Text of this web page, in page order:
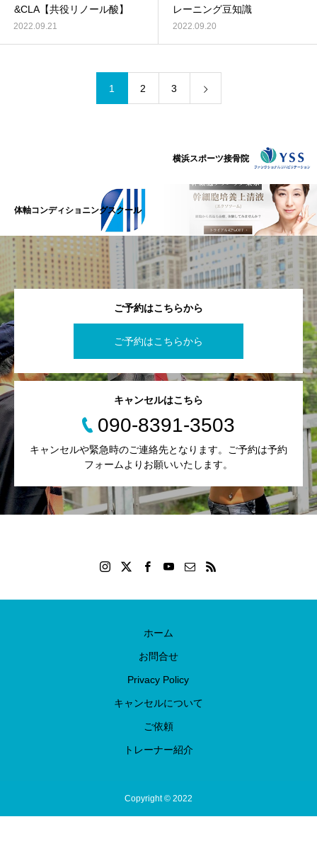
&CLA【共役リノール酸】
2022.09.21
レーニング豆知識
2022.09.20
1 2 3
横浜スポーツ接骨院
体軸コンディショニングスクール
ご予約はこちらから
ご予約はこちらから
キャンセルはこちら
090-8391-3503
キャンセルや緊急時のご連絡先となります。ご予約は予約
フォームよりお願いいたします。
ホーム
お問合せ
Privacy Policy
キャンセルについて
ご依頼
トレーナー紹介
Copyright © 2022